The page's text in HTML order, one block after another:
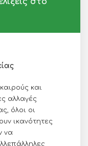
και
αλλαγές
όλοι οι
ικανότητες
να